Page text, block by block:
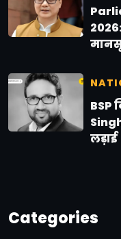
BSP
लड़ाई
Categories